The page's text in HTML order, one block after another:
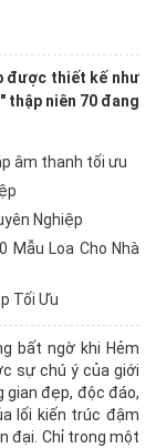
được thiết kế như
thập niên 70 đang
âm thanh tối ưu
Nghiệp
Mẫu Loa Cho Nhà
Tối Ưu
bất ngờ khi Hẻm
sự chú ý của giới
gian đẹp, độc đáo,
lối kiến trúc đậm
đại. Chỉ trong một